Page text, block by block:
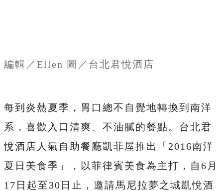
編輯／Ellen 圖／台北君悅酒店
每到炎熱夏季，胃口總不自覺地轉換到南洋
系，喜歡入口清爽、不油膩的餐點。台北君
悅酒店人氣自助餐廳凱菲屋推出「2016南洋
夏日美食季」，以菲律賓美食為主打，自6月
17日起至30日止，邀請馬尼拉夢之城凱悅酒